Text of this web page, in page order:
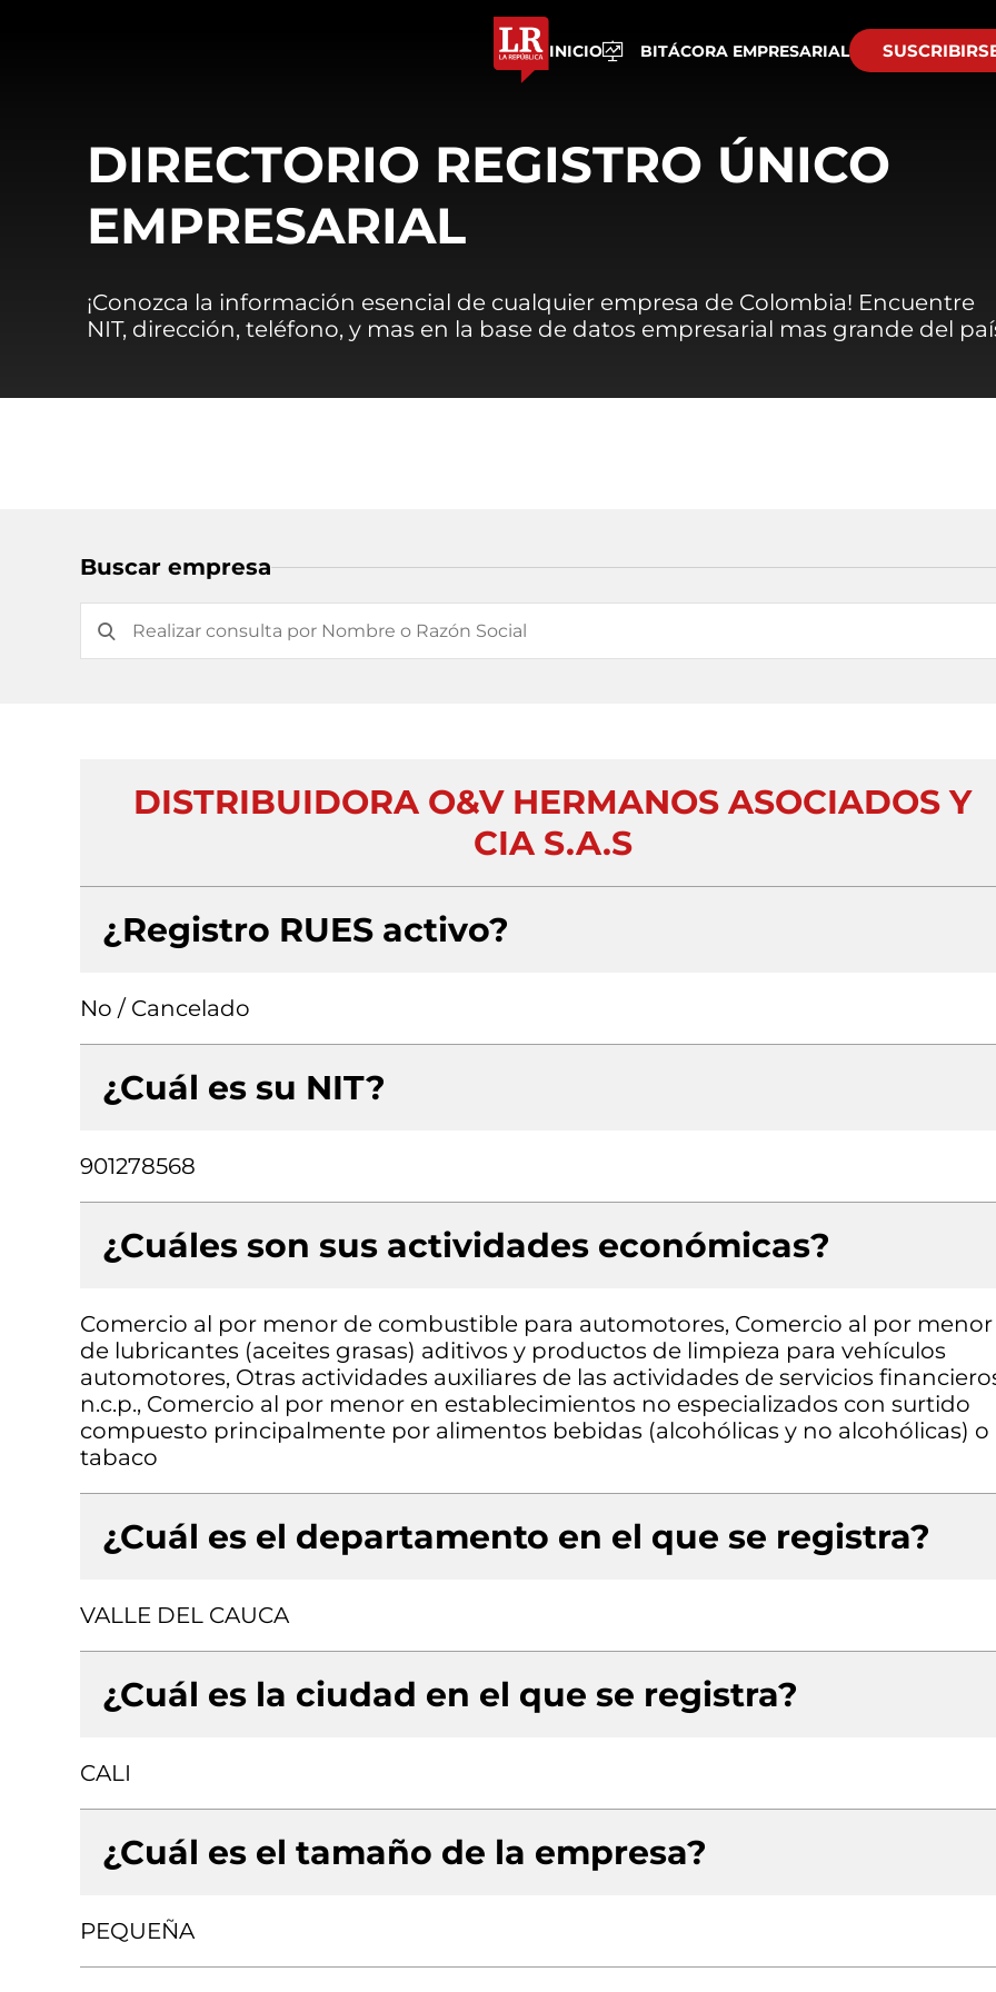
INICIO BITÁCORA EMPRESARIAL
DIRECTORIO REGISTRO ÚNICO
EMPRESARIAL
¡Conozca la información esencial de cualquier empresa de Colombia! Encuentre
NIT, dirección, teléfono, y mas en la base de datos empresarial mas grande del
Buscar empresa
DISTRIBUIDORA O&V HERMANOS ASOCIADOS Y
CIA S.A.S
¿Registro RUES activo?
No / Cancelado
¿Cuál es su NIT?
901278568
¿Cuáles son sus actividades económicas?
Comercio al por menor de combustible para automotores, Comercio al por menor
de lubricantes (aceites grasas) aditivos y productos de limpieza para vehículos
automotores, Otras actividades auxiliares de las actividades de servicios
n.c.p., Comercio al por menor en establecimientos no especializados con surtido
compuesto principalmente por alimentos bebidas (alcohólicas y no alcohólicas) o
tabaco
¿Cuál es el departamento en el que se registra?
VALLE DEL CAUCA
¿Cuál es la ciudad en el que se registra?
CALI
¿Cuál es el tamaño de la empresa?
PEQUEÑA